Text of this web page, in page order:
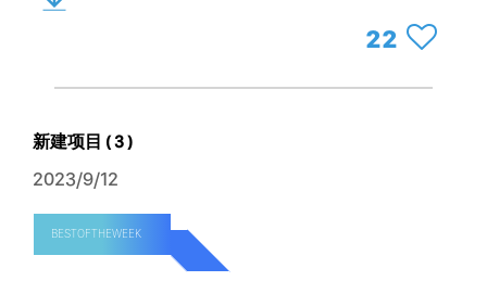
22
新建项目 ( 3 )
2023/9/12
BESTOFTHEWEEK